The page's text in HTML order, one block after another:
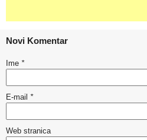
Novi Komentar
Ime *
E-mail *
Web stranica